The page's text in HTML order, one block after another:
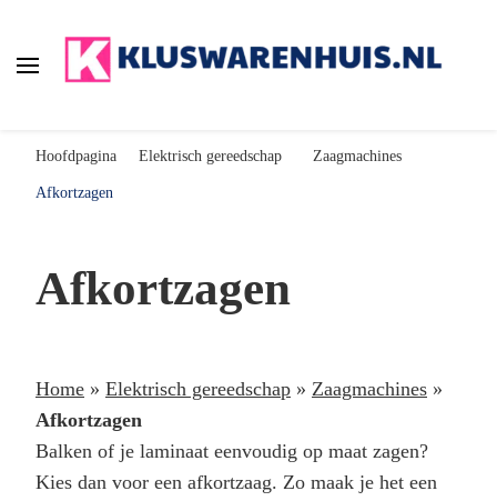
Hoofdpagina Elektrisch gereedschap Zaagmachines
Afkortzagen
Afkortzagen
Home » Elektrisch gereedschap » Zaagmachines »
Afkortzagen
Balken of je laminaat eenvoudig op maat zagen?
Kies dan voor een afkortzaag. Zo maak je het een